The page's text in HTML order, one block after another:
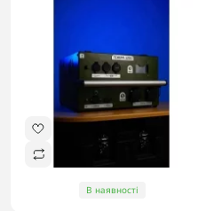
В наявності